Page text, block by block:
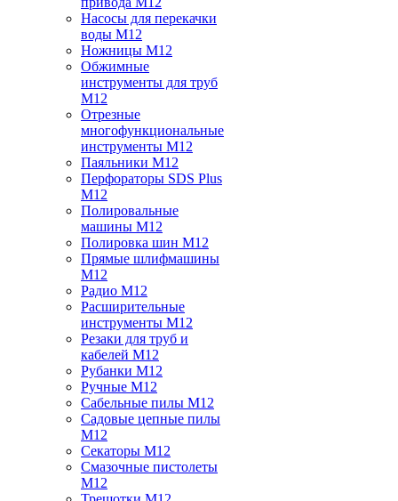
Насосы для перекачки
воды M12
Ножницы M12
Обжимные
инструменты для труб
M12
Отрезные
многофункциональные
инструменты M12
Паяльники M12
Перфораторы SDS Plus
M12
Полировальные
машины M12
Полировка шин M12
Прямые шлифмашины
M12
Радио M12
Расширительные
инструменты M12
Резаки для труб и
кабелей M12
Рубанки M12
Ручные M12
Сабельные пилы M12
Садовые цепные пилы
M12
Секаторы M12
Смазочные пистолеты
M12